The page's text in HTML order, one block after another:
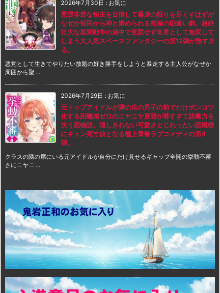
2026年7月30日 : お気に
悪逆非道な領主を目指して暴虐の限りを尽くすはずが
なぜか領民から神と崇められる究極の勘違い劇。超絶
壮大な星間戦争の渦中で意図せず名君として無双して
しまう大人気スペースファンタジーの第12弾が熱すぎ
る。
悪党として生きてやりたい放題の好き勝手をしようと暴走する主人公がなぜか
周囲から聖 ...
2026年7月29日 : お気に
元トップアイドルが隣の席の男子の前でだけポンコツ
化する距離感ゼロのニヤニヤ展開が尊すぎて語彙力を
失う恋物語。隠しきれない可愛さとじれったい恋模様
にキュン死寸前となる極上青春ラブコメディの第4
弾。
クラスの隣の席にいる元アイドルが自分にだけ見せるギャップ全開の挙動不審
さにニヤニ ...